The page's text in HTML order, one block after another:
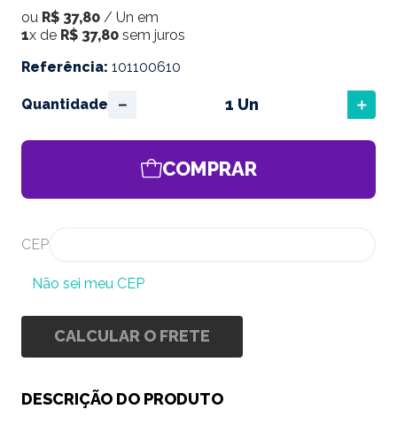
ou R$ 37,80 / Un em
1x de R$ 37,80 sem juros
Referência: 101100610
Quantidade ＋
－
COMPRAR
CEP
Não sei meu CEP
CALCULAR O FRETE
DESCRIÇÃO DO PRODUTO